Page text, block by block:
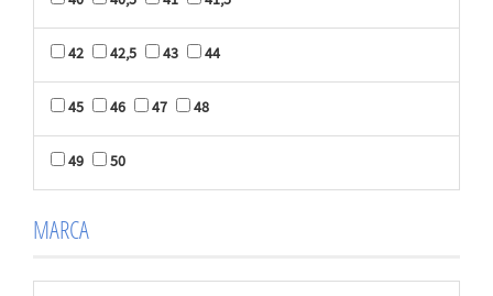
42 42,5 43 44
45 46 47 48
49 50
MARCA